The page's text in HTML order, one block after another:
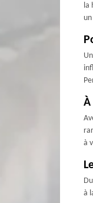
la
À
à
à